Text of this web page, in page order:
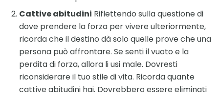
Cattive abitudini Riflettendo sulla questione di
dove prendere la forza per vivere ulteriormente,
ricorda che il destino dà solo quelle prove che una
persona può affrontare. Se senti il ​​vuoto e la
perdita di forza, allora li usi male. Dovresti
riconsiderare il tuo stile di vita. Ricorda quante
cattive abitudini hai. Dovrebbero essere eliminati